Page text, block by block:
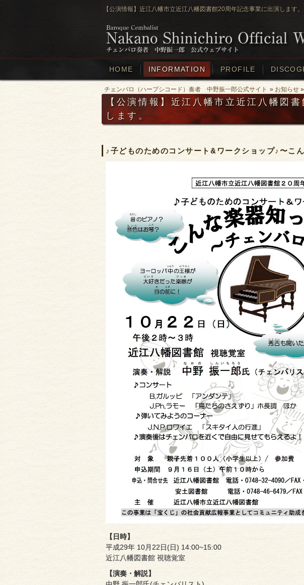
【公演情報】近江八幡市立近江八幡図書館20周年記念事業に出演します
HOME INFORMATION PROFILE
チェンバロ（ハープシコード）奏者 中野振一郎公式サイト » お知らせ
【公演情報】近江八幡市立近江八幡図
します。
♪子どものためのコンサート&ワークショップ♪〜こ
【日時】
平成29年 10月22日(日) 14:00~15:00
近江八幡図書館 視聴覚室
【演奏・解説】